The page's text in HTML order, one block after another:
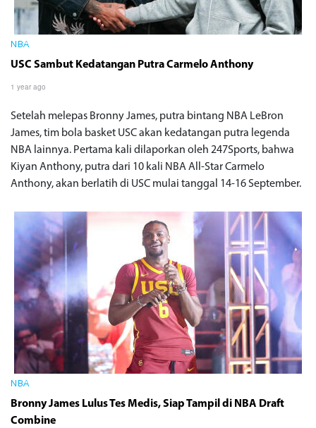
NBA
USC Sambut Kedatangan Putra Carmelo Anthony
1 year ago
Setelah melepas Bronny James, putra bintang NBA LeBron
James, tim bola basket USC akan kedatangan putra legenda
NBA lainnya. Pertama kali dilaporkan oleh 247Sports, bahwa
Kiyan Anthony, putra dari 10 kali NBA All-Star Carmelo
Anthony, akan berlatih di USC mulai tanggal 14-16 September.
NBA
Bronny James Lulus Tes Medis, Siap Tampil di NBA Draft
Combine